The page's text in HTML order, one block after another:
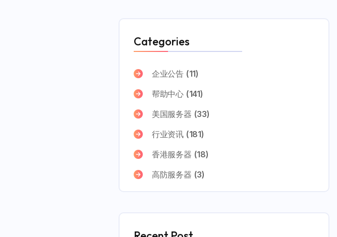
Categories
企业公告 (11)
帮助中心 (141)
美国服务器 (33)
行业资讯 (181)
香港服务器 (18)
高防服务器 (3)